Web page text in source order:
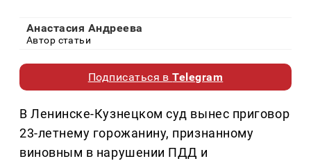
Анастасия Андреева
Автор статьи
Подписаться вTelegram
В Ленинске-Кузнецком суд вынес приговор
23-летнему горожанину, признанному
виновным в нарушении ПДД и